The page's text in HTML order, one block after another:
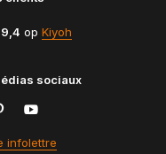
9,4 op Kiyoh
sociaux
infolettre